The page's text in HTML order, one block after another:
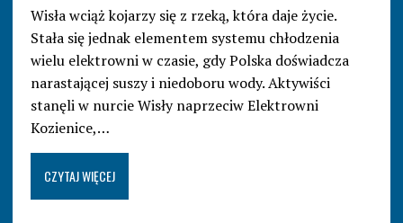
Wisła wciąż kojarzy się z rzeką, która daje życie.
Stała się jednak elementem systemu chłodzenia
wielu elektrowni w czasie, gdy Polska doświadcza
narastającej suszy i niedoboru wody. Aktywiści
stanęli w nurcie Wisły naprzeciw Elektrowni
Kozienice,…
CZYTAJ WIĘCEJ